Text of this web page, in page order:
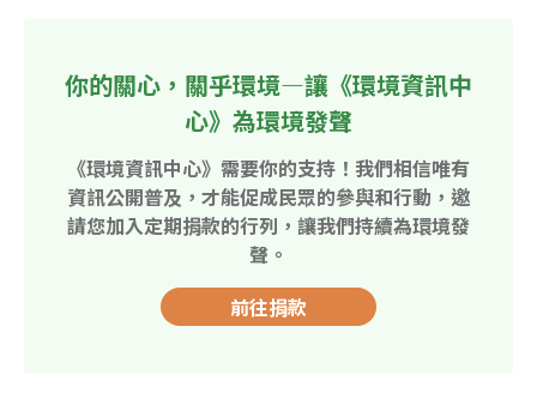
你的關心，關乎環境—讓《環境資訊中
心》為環境發聲
《環境資訊中心》需要你的支持！我們相信唯有
資訊公開普及，才能促成民眾的參與和行動，邀
請您加入定期捐款的行列，讓我們持續為環境發
聲。
前往捐款